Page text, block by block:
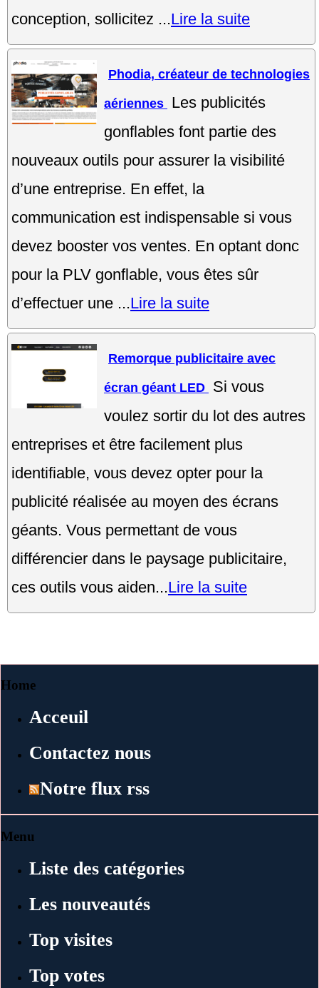
conception, sollicitez ...Lire la suite
Phodia, créateur de technologies
aériennes Les publicités
gonflables font partie des
nouveaux outils pour assurer la visibilité
d’une entreprise. En effet, la
communication est indispensable si vous
devez booster vos ventes. En optant donc
pour la PLV gonflable, vous êtes sûr
d’effectuer une ...Lire la suite
Remorque publicitaire avec
écran géant LED Si vous
voulez sortir du lot des autres
entreprises et être facilement plus
identifiable, vous devez opter pour la
publicité réalisée au moyen des écrans
géants. Vous permettant de vous
différencier dans le paysage publicitaire,
ces outils vous aiden...Lire la suite
Home
Acceuil
Contactez nous
Notre flux rss
Menu
Liste des catégories
Les nouveautés
Top visites
Top votes